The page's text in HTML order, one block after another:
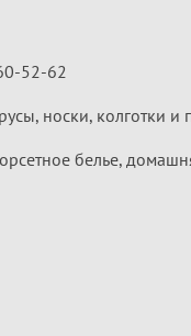
52-62
носки, колготки и
белье,